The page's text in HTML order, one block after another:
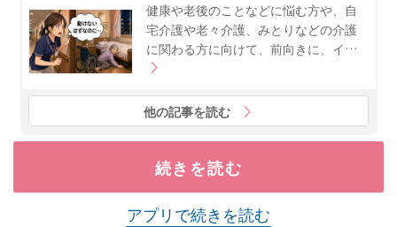
健康や老後のことなどに悩む方や、自
宅介護や老々介護、みとりなどの介護
に関わる方に向けて、前向きに、イ…
他の記事を読む
続きを読む
アプリで続きを読む